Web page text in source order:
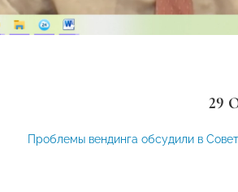
29
Проблемы вендинга обсудили в